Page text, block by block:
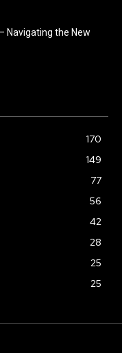
Navigating the New
170
149
77
56
42
28
25
25